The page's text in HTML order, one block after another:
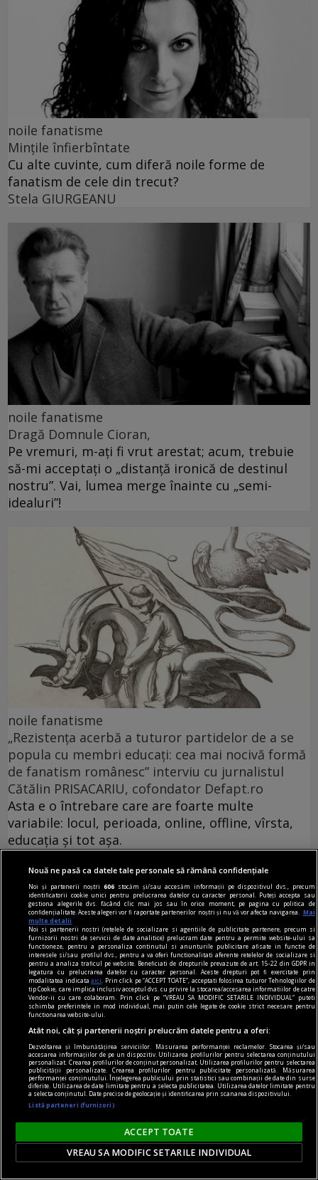
noile fanatisme
Mințile înfierbîntate
Cu alte cuvinte, cum diferă noile forme de
fanatism de cele din trecut?
Stela GIURGEANU
noile fanatisme
Dragă Domnule Cioran,
Pe vremuri, m-ați fi vrut arestat; acum, trebuie
să-mi acceptați o „distanță ironică de destinul
nostru”. Vai, lumea merge înainte cu „semi-
idealuri”!
noile fanatisme
„Rezistența acerbă a tuturor partidelor de a se
popula cu membri educați: cea mai nocivă formă
de fanatism românesc” interviu cu jurnalistul
Cătălin PRISACARIU, cofondator Defapt.ro
Asta e o întrebare care are foarte multe
variabile: locul, perioada, online, offline, vîrsta,
educația și tot așa.
Parteneri
Incredibil: cât valorează mingea golului
supranumit „mâna lui Dumnezeu”
Balonul legendarei reușite a fost scos la licitație.
Nouă ne pasă ca datele tale personale să rămână confidențiale
Noi și partenerii noștri606 stocăm și/sau accesăm informații pe dispozitivul dvs., precum
identificatorii cookie unici pentru prelucrarea datelor cu caracter personal. Puteți accepta sau
gestiona alegerile dvs. făcând clic mai jos sau în orice moment, pe pagina cu politica de
confidențialitate. Aceste alegeri vor fi raportate partenerilor noștri și nu vă vor afecta navigarea.
Mai
multe detalii
Noi si partenerii nostri (retelele de socializare si agentiile de publicitate partenere, precum si
furnizorii nostri de servicii de date analitice) prelucram date pentru a permite website-ului sa
functioneze, pentru a personaliza continutul si anunturile publicitare afisate in functie de
interesele si/sau profilul dvs., pentru a va oferi functionalitati aferente retelelor de socializare si
pentru a analiza traficul pe website. Beneficiati de drepturile prevazute de art. 15-22 din GDPR in
legatura cu prelucrarea datelor cu caracter personal. Aceste drepturi pot fi exercitate prin
modalitatea indicataaici
. Prin click pe “ACCEPT TOATE”, acceptati folosirea tuturor Tehnologiilor de
tip Cookie, care implica inclusiv acceptul dvs. cu privire la stocarea/accesarea informatiilor de catre
Vendor-ii cu care colaboram. Prin click pe “VREAU SA MODIFIC SETARILE INDIVIDUAL” puteti
schimba preferintele in mod individual, mai putin cele legate de cookie strict necesare pentru
functionarea website-ului.
Atât noi, cât și partenerii noștri prelucrăm datele pentru a oferi:
Dezvoltarea și îmbunătățirea serviciilor. Măsurarea performanței reclamelor. Stocarea și/sau
accesarea informațiilor de pe un dispozitiv. Utilizarea profilurilor pentru selectarea conținutului
personalizat. Crearea profilurilor de conținut personalizat. Utilizarea profilurilor pentru selectarea
publicității personalizate. Crearea profilurilor pentru publicitate personalizată. Măsurarea
performanței conținutului. Înțelegerea publicului prin statistici sau combinații de date din surse
diferite. Utilizarea de date limitate pentru a selecta publicitatea. Utilizarea datelor limitate pentru
a selecta conținutul. Date precise de geolocație și identificarea prin scanarea dispozitivului.
Listă parteneri (furnizori)
ACCEPT TOATE
VREAU SA MODIFIC SETARILE INDIVIDUAL